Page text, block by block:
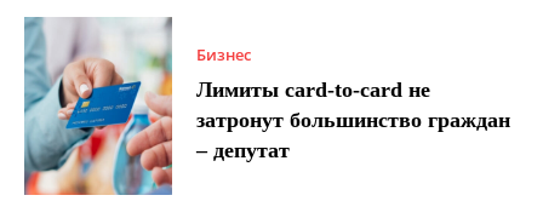
Бизнес
Лимиты card-to-card не
затронут большинство граждан
– депутат